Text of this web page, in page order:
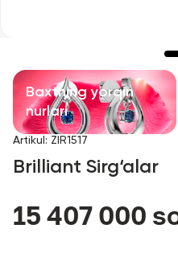
Aksessuarlar
Barcha
Biz haqimizda
Do'kon topish
Baxtning yorqin
nurlari
Artikul : ZIR1517
Brilliant Sirg‘alar
15 407 000